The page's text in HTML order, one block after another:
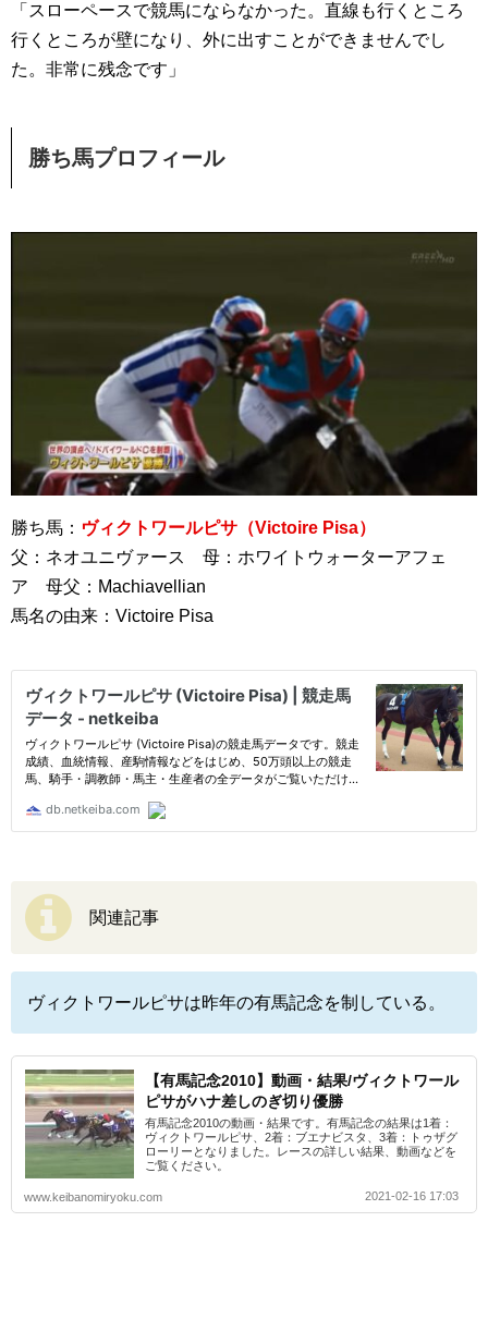
「スローペースで競馬にならなかった。直線も行くところ
行くところが壁になり、外に出すことができませんでし
た。非常に残念です」
勝ち馬プロフィール
勝ち馬： ヴィクトワールピサ（Victoire Pisa）
父：ネオユニヴァース 母：ホワイトウォーターアフェ
ア 母父：Machiavellian
馬名の由来：Victoire Pisa
関連記事
ヴィクトワールピサは昨年の有馬記念を制している。
【有馬記念2010】動画・結果/ヴィクトワール
ピサがハナ差しのぎ切り優勝
有馬記念2010の動画・結果です。有馬記念の結果は1着：
ヴィクトワールピサ、2着：ブエナビスタ、3着：トゥザグ
ローリーとなりました。レースの詳しい結果、動画などを
ご覧ください。
www.keibanomiryoku.com 2021-02-16 17:03